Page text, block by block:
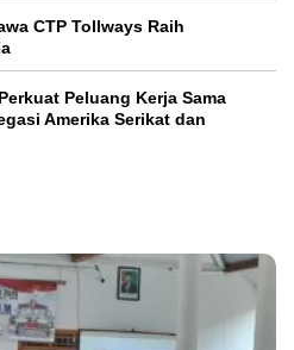
CTP Tollways Raih
Peluang Kerja Sama
Amerika Serikat dan